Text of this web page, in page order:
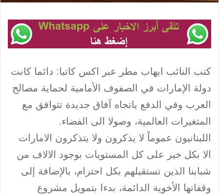
كتب النائب ايهاب مطر عبر اكس كاتبا: دائما كانت
دولة الإمارات في الصفوف الأمامية لحماية مصالح
العرب وفي الدفع باتجاه آفاق جديدة تتوافق مع
المتغيرات العالمية، وصولا الى الفضاء.
اللبنانيون عموماً لا يذكرون ولا يتذكرون الامارات
الا بكل خير على كل المستويات بوجود الالاف من
شبابنا الذين تستقبلهم بكل احترام، بالإضافة إلى
وقفاتها الأخوية الدائمة، بدءا بتمويل مشروع